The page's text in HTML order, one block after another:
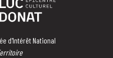
d'Intérêt National